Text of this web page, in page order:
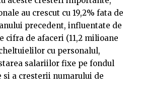
au crescut cu 19,2% fata de
precedent, influentate de
cifra de afaceri (11,2 milioane
cu personalul,
salariilor fixe pe fondul
a cresterii numarului de